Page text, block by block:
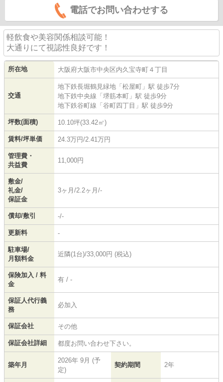
電話でお問い合わせする
軽飲食や美容関係相談可能！
大通りにて視認性良好です！
所在地 大阪府大阪市中央区内久宝寺町 ４丁目
交通
地下鉄長堀鶴見緑地 「松屋町 」駅 徒歩7分
地下鉄中央線 「堺筋本町 」駅 徒歩9分
地下鉄谷町線 「谷町四丁目 」駅 徒歩9分
坪数(面積) 10.10坪(33.42㎡)
賃料/坪単価 24.3万円/2.41万円
管理費・
共益費
11,000円
敷金/
礼金/
保証金
3ヶ月/2.2ヶ月/-
償却/敷引 -/-
更新料 -
駐車場/
月額料金
近隣(1台)/33,000円 (税込)
保険加入 / 料
金
有 / -
保証人代行義
務
必加入
保証会社 その他
保証会社詳細 都度お問い合わせ下さい。
築年月
2026年 9月 (予
定)
契約期間 2年